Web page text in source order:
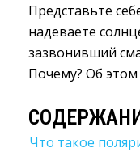
Представьте
надеваете
зазвонивший
Почему? Об этом
Что такое